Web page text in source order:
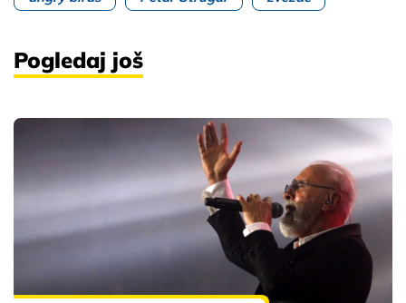
Pogledaj još